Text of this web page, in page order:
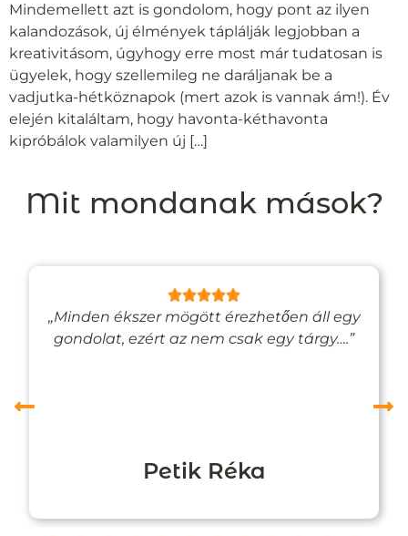
Mindemellett azt is gondolom, hogy pont az ilyen
kalandozások, új élmények táplálják legjobban a
kreativitásom, úgyhogy erre most már tudatosan is
ügyelek, hogy szellemileg ne daráljanak be a
vadjutka-hétköznapok (mert azok is vannak ám!). Év
elején kitaláltam, hogy havonta-kéthavonta
kipróbálok valamilyen új […]
Mit mondanak mások?
„Minden ékszer mögött érezhetően áll egy
gondolat, ezért az nem csak egy tárgy….”
Petik Réka